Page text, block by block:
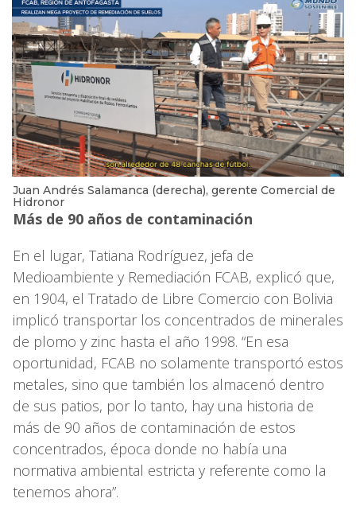
Juan Andrés Salamanca (derecha), gerente Comercial de
Hidronor
Más de 90 años de contaminación
En el lugar, Tatiana Rodríguez, jefa de
Medioambiente y Remediación FCAB, explicó que,
en 1904, el Tratado de Libre Comercio con Bolivia
implicó transportar los concentrados de minerales
de plomo y zinc hasta el año 1998. “En esa
oportunidad, FCAB no solamente transportó estos
metales, sino que también los almacenó dentro
de sus patios, por lo tanto, hay una historia de
más de 90 años de contaminación de estos
concentrados, época donde no había una
normativa ambiental estricta y referente como la
tenemos ahora”.